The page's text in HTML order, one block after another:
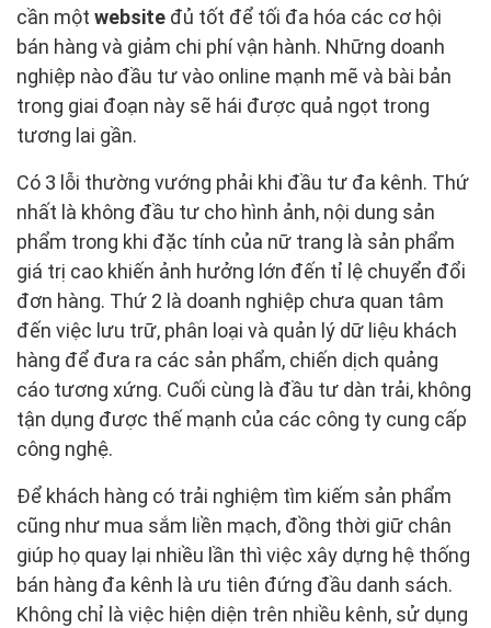
cần một website đủ tốt để tối đa hóa các cơ hội
bán hàng và giảm chi phí vận hành. Những doanh
nghiệp nào đầu tư vào online mạnh mẽ và bài bản
trong giai đoạn này sẽ hái được quả ngọt trong
tương lai gần.
Có 3 lỗi thường vướng phải khi đầu tư đa kênh. Thứ
nhất là không đầu tư cho hình ảnh, nội dung sản
phẩm trong khi đặc tính của nữ trang là sản phẩm
giá trị cao khiến ảnh hưởng lớn đến tỉ lệ chuyển đổi
đơn hàng. Thứ 2 là doanh nghiệp chưa quan tâm
đến việc lưu trữ, phân loại và quản lý dữ liệu khách
hàng để đưa ra các sản phẩm, chiến dịch quảng
cáo tương xứng. Cuối cùng là đầu tư dàn trải, không
tận dụng được thế mạnh của các công ty cung cấp
công nghệ.
Để khách hàng có trải nghiệm tìm kiếm sản phẩm
cũng như mua sắm liền mạch, đồng thời giữ chân
giúp họ quay lại nhiều lần thì việc xây dựng hệ thống
bán hàng đa kênh là ưu tiên đứng đầu danh sách.
Không chỉ là việc hiện diện trên nhiều kênh, sử dụng